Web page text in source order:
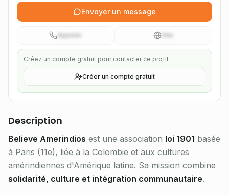
Envoyer un message
Appeler
Créez un compte gratuit pour contacter ce profil
Créer un compte gratuit
Description
Believe Amerindios est une association loi 1901 basée
à Paris (11e), liée à la Colombie et aux cultures
amérindiennes d'Amérique latine. Sa mission combine
solidarité, culture et intégration communautaire.